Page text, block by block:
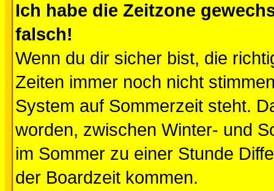
Ich habe die Zeitzone
falsch!
Wenn du dir sicher bist, die
Zeiten immer noch nicht
System auf Sommerzeit steht.
worden, zwischen Winter- und
im Sommer zu einer Stunde
der Boardzeit kommen.